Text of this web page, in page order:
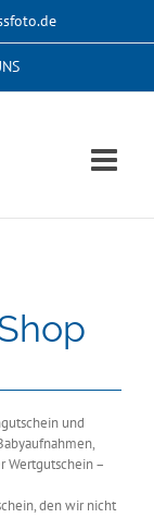
und
Wertgutschein –
den wir nicht